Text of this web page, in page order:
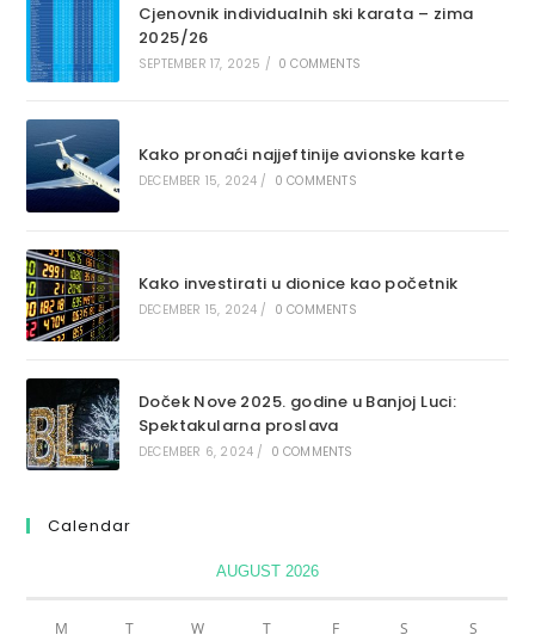
Cjenovnik individualnih ski karata – zima
2025/26
SEPTEMBER 17, 2025 / 0 COMMENTS
Kako pronaći najjeftinije avionske karte
DECEMBER 15, 2024 / 0 COMMENTS
Kako investirati u dionice kao početnik
DECEMBER 15, 2024 / 0 COMMENTS
Doček Nove 2025. godine u Banjoj Luci:
Spektakularna proslava
DECEMBER 6, 2024 / 0 COMMENTS
Calendar
AUGUST 2026
M T W T F S S